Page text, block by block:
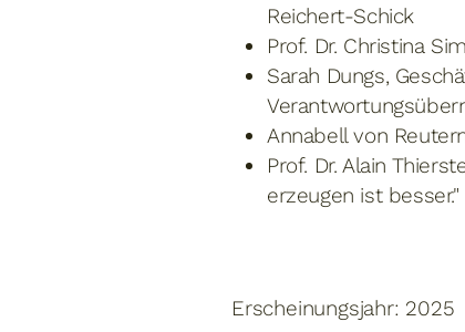
Reichert-Schick
Prof. Dr. Christina
Sarah Dungs,
Annabell von
Prof. Dr. Alain
erzeugen ist besser."
Erscheinungsjahr: 2025